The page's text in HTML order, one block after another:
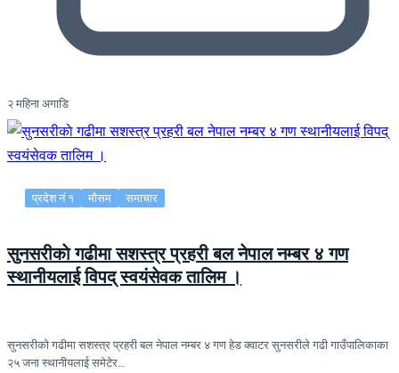
२ महिना अगाडि
प्रदेश नं १ मौसम समाचार
सुनसरीकाे गढीमा सशस्त्र प्रहरी बल नेपाल नम्बर ४ गण
स्थानीयलाई विपद् स्वयंसेवक तालिम ।
सुनसरीकाे गढीमा सशस्त्र प्रहरी बल नेपाल नम्बर ४ गण हेड क्वाटर सुनसरीले गढी गाउँपालिकाका
२५ जना स्थानीयलाई समेटेर…